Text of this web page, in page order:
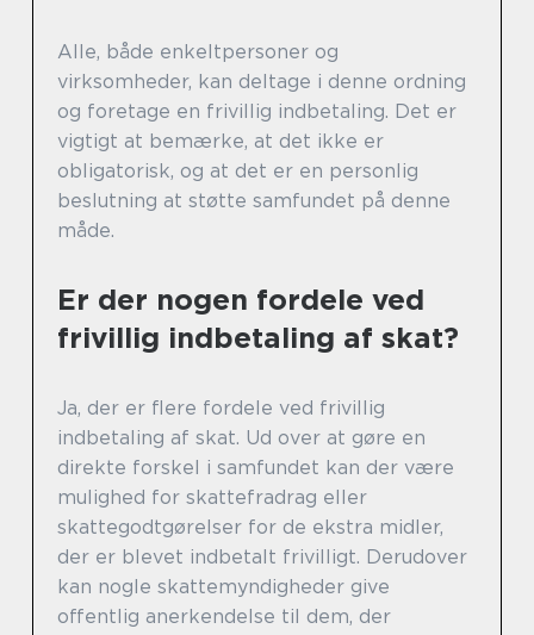
Alle, både enkeltpersoner og
virksomheder, kan deltage i denne ordning
og foretage en frivillig indbetaling. Det er
vigtigt at bemærke, at det ikke er
obligatorisk, og at det er en personlig
beslutning at støtte samfundet på denne
måde.
Er der nogen fordele ved
frivillig indbetaling af skat?
Ja, der er flere fordele ved frivillig
indbetaling af skat. Ud over at gøre en
direkte forskel i samfundet kan der være
mulighed for skattefradrag eller
skattegodtgørelser for de ekstra midler,
der er blevet indbetalt frivilligt. Derudover
kan nogle skattemyndigheder give
offentlig anerkendelse til dem, der